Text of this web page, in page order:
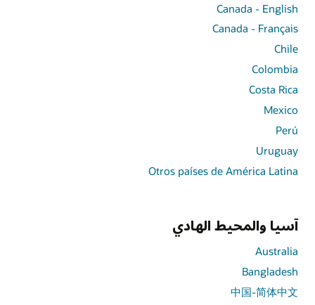
Canada - English
Canada - Français
Chile
Colombia
Costa Rica
Mexico
Perú
Uruguay
Otros países de América Latina
آسيا والمحيط الهادي
Australia
Bangladesh
中国-简体中文